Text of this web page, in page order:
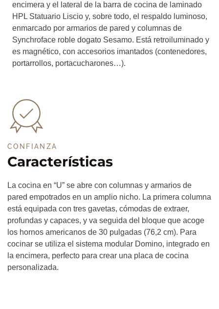
encimera y el lateral de la barra de cocina de laminado
HPL Statuario Liscio y, sobre todo, el respaldo luminoso,
enmarcado por armarios de pared y columnas de
Synchroface roble dogato Sesamo. Está retroiluminado y
es magnético, con accesorios imantados (contenedores,
portarrollos, portacucharones…).
CONFIANZA
Características
La cocina en “U” se abre con columnas y armarios de
pared empotrados en un amplio nicho. La primera columna
está equipada con tres gavetas, cómodas de extraer,
profundas y capaces, y va seguida del bloque que acoge
los hornos americanos de 30 pulgadas (76,2 cm). Para
cocinar se utiliza el sistema modular Domino, integrado en
la encimera, perfecto para crear una placa de cocina
personalizada.